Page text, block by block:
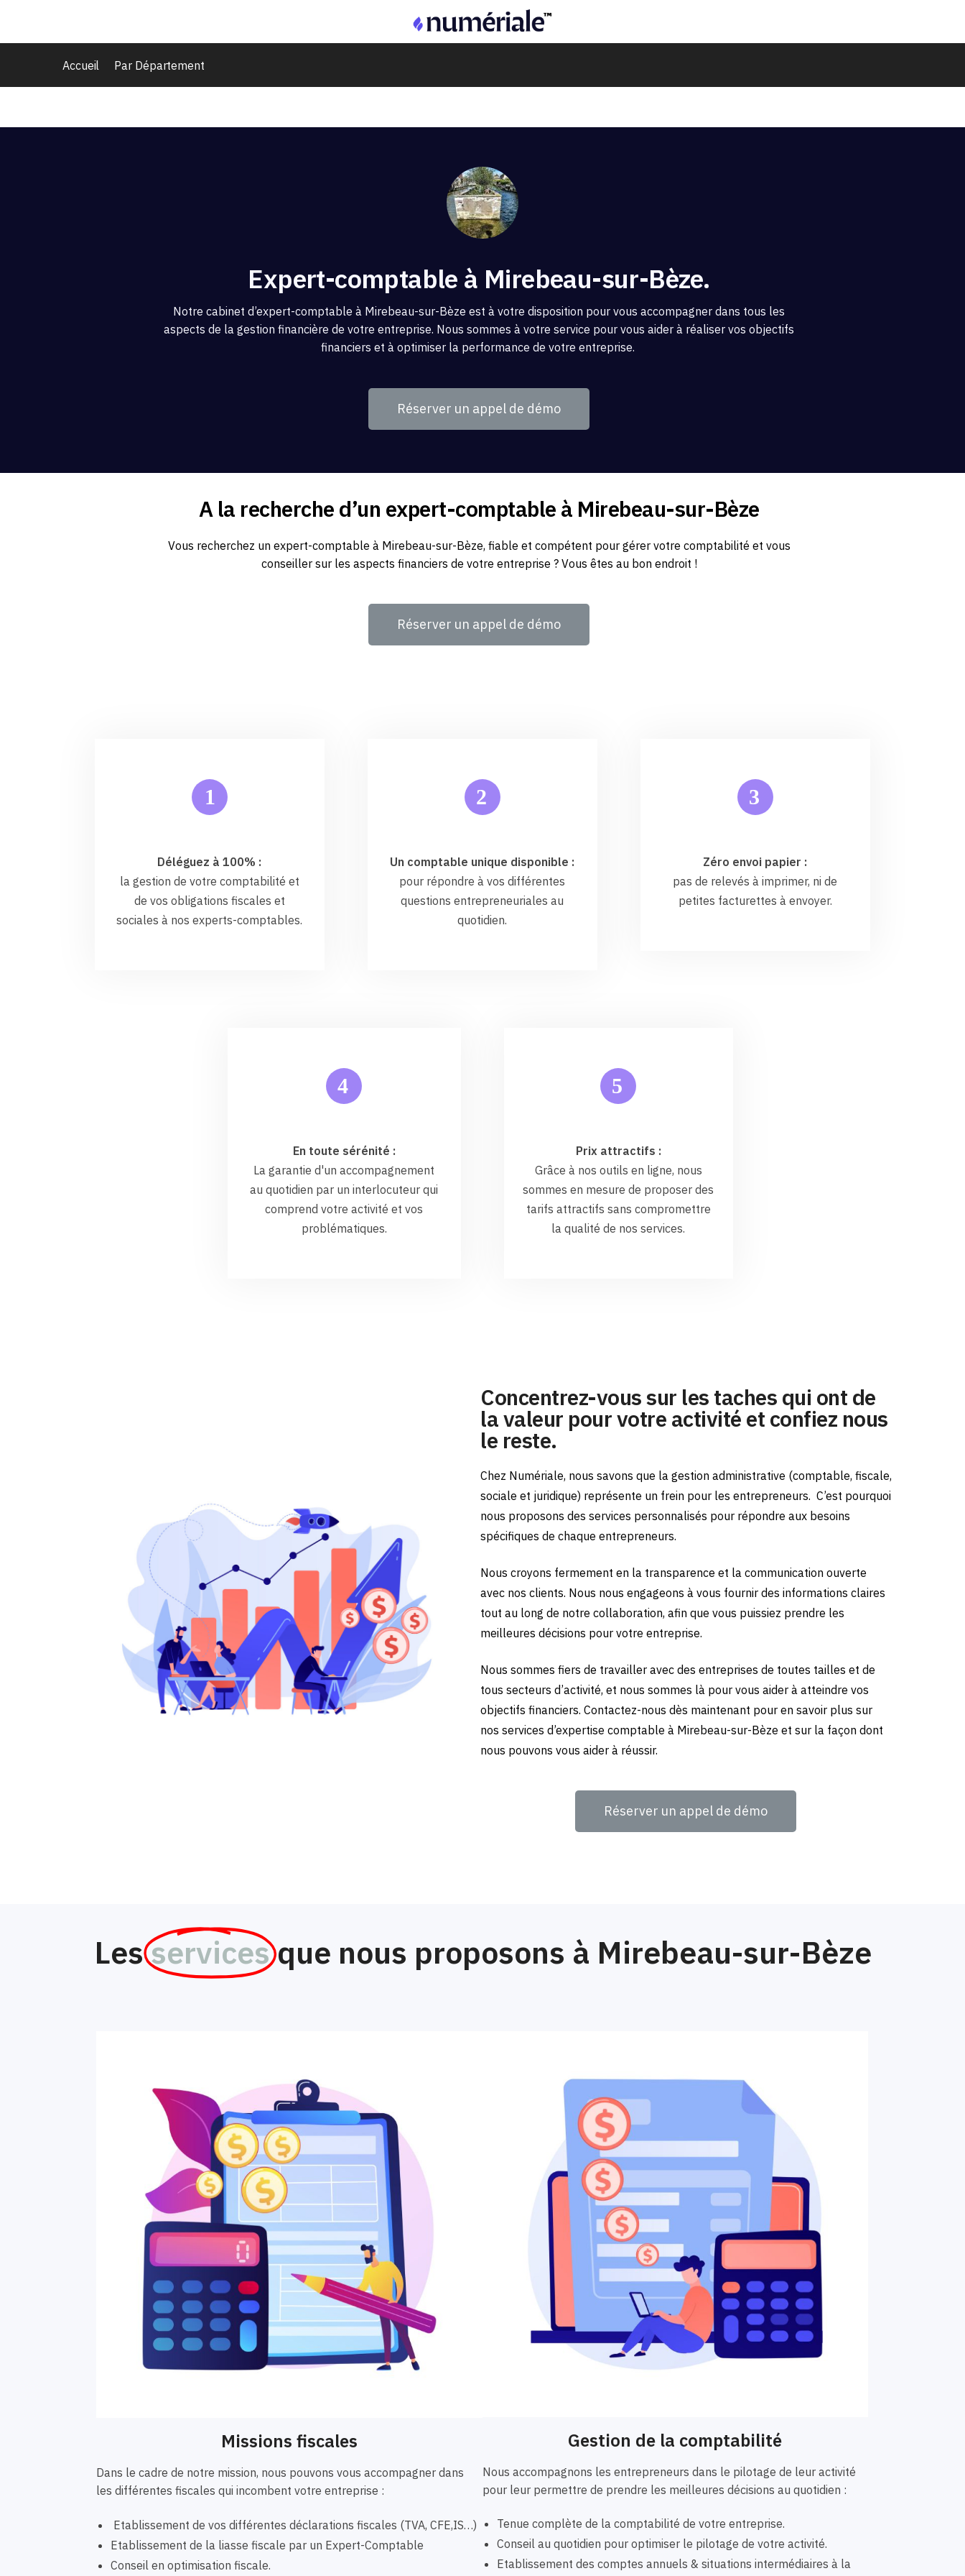
Accueil Par Département
Expert-comptable à Mirebeau-sur-Bèze.
Notre cabinet d’expert-comptable à Mirebeau-sur-Bèze est à votre disposition pour vous accompagner dans tous les
aspects de la gestion financière de votre entreprise. Nous sommes à votre service pour vous aider à réaliser vos objectifs
financiers et à optimiser la performance de votre entreprise.
Réserver un appel de démo
A la recherche d’un expert-comptable à Mirebeau-sur-Bèze
Vous recherchez un expert-comptable à Mirebeau-sur-Bèze, fiable et compétent pour gérer votre comptabilité et vous
conseiller sur les aspects financiers de votre entreprise ? Vous êtes au bon endroit !
Réserver un appel de démo
1
Déléguez à 100% :
la gestion de votre comptabilité et
de vos obligations fiscales et
sociales à nos experts-comptables.
2
Un comptable unique disponible :
pour répondre à vos différentes
questions entrepreneuriales au
quotidien.
3
Zéro envoi papier :
pas de relevés à imprimer, ni de
petites facturettes à envoyer.
4
En toute sérénité :
La garantie d'un accompagnement
au quotidien par un interlocuteur qui
comprend votre activité et vos
problématiques.
5
Prix attractifs :
Grâce à nos outils en ligne, nous
sommes en mesure de proposer des
tarifs attractifs sans compromettre
la qualité de nos services.
Concentrez-vous sur les taches qui ont de
la valeur pour votre activité et confiez nous
le reste.
Chez Numériale, nous savons que la gestion administrative (comptable, fiscale,
sociale et juridique) représente un frein pour les entrepreneurs. C’est pourquoi
nous proposons des services personnalisés pour répondre aux besoins
spécifiques de chaque entrepreneurs.
Nous croyons fermement en la transparence et la communication ouverte
avec nos clients. Nous nous engageons à vous fournir des informations claires
tout au long de notre collaboration, afin que vous puissiez prendre les
meilleures décisions pour votre entreprise.
Nous sommes fiers de travailler avec des entreprises de toutes tailles et de
tous secteurs d’activité, et nous sommes là pour vous aider à atteindre vos
objectifs financiers. Contactez-nous dès maintenant pour en savoir plus sur
nos services d’expertise comptable à Mirebeau-sur-Bèze et sur la façon dont
nous pouvons vous aider à réussir.
Réserver un appel de démo
Lesservices que nous proposons à Mirebeau-sur-Bèze
Missions fiscales
Dans le cadre de notre mission, nous pouvons vous accompagner dans
les différentes fiscales qui incombent votre entreprise :
Etablissement de vos différentes déclarations fiscales (TVA, CFE,IS…)
Etablissement de la liasse fiscale par un Expert-Comptable
Conseil en optimisation fiscale.
Gestion de la comptabilité
Nous accompagnons les entrepreneurs dans le pilotage de leur activité
pour leur permettre de prendre les meilleures décisions au quotidien :
Tenue complète de la comptabilité de votre entreprise.
Conseil au quotidien pour optimiser le pilotage de votre activité.
Etablissement des comptes annuels & situations intermédiaires à la